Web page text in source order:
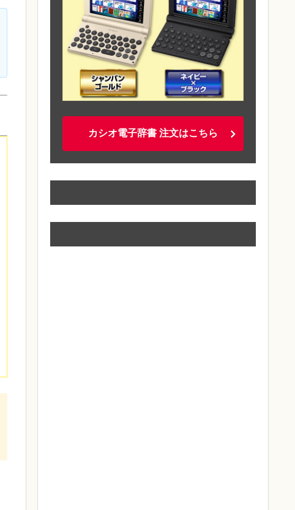
カシオ電子辞書 注文はこちら